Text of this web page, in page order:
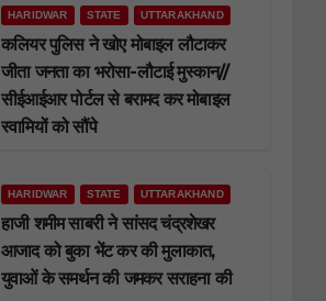
HARIDWAR STATE UTTARAKHAND
कलियर पुलिस ने खोए मोबाइल लौटाकर
जीता जनता का भरोसा-लौटाई मुस्कान//
सीईआईआर पोर्टल से बरामद कर मोबाइल
स्वामियों को सौंपे
HARIDWAR STATE UTTARAKHAND
हाजी शमीम साबरी ने सांसद चंद्रशेखर
आजाद को बुका भेंट कर की मुलाकात,
युवाओं के समर्थन की जमकर सराहना की